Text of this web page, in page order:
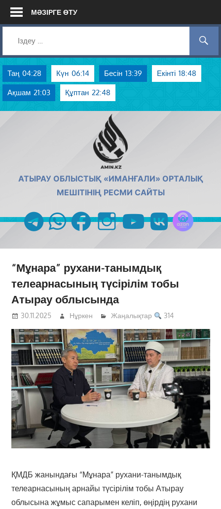
Skip
МӘЗІРГЕ ӨТУ
Таң 04:28 Күн 06:14 Бесін 13:39 Екінті 18:48
Ақшам 21:03 Құптан 22:48
АТЫРАУ ОБЛЫСТЫҚ «ИМАНҒАЛИ» ОРТАЛЫҚ
МЕШІТІНІҢ РЕСМИ САЙТЫ
telegramwhatsappfacebookinstagramyoutubevk
“Мұнара” рухани-танымдық
телеарнасының түсірілім тобы
Атырау облысында
30.11.2025 Нұркен Жаңалықтар 314
ҚМДБ жанындағы “Мұнара” рухани-танымдық
телеарнасының арнайы түсірілім тобы Атырау
облысына жұмыс сапарымен келіп, өңірдің рухани